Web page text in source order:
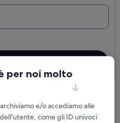
se cambi
per noi molto
e/o accediamo alle
come gli ID univoci